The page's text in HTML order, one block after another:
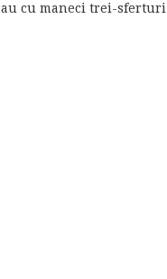
cu maneci trei-sferturi